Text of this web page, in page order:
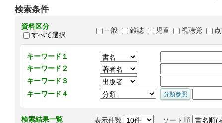
検索条件
資料区分
すべて選択
一般 雑誌 児童 視聴覚
キーワード１
キーワード２
キーワード３
キーワード４
検索結果一覧 表示件数 ソート順